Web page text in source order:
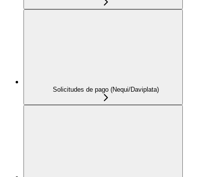
Solicitudes de pago (Nequi/Daviplata)